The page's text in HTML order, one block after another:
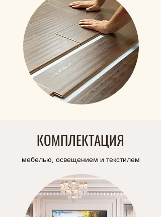
КОМПЛЕКТАЦИЯ
мебелью, освещением и текстилем